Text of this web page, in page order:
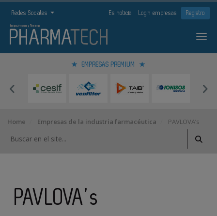
Redes Sociales Es noticia Login empresas Registro
EMPRESAS PREMIUM
Home Empresas de la industria farmacéutica PAVLOVA’s
PAVLOVA’s